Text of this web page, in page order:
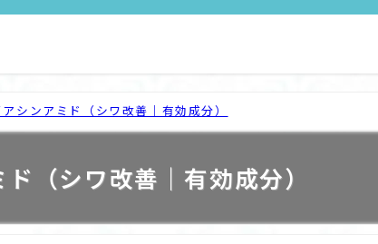
シンアミド（シワ改善｜有効成分）
（シワ改善｜有効成分）